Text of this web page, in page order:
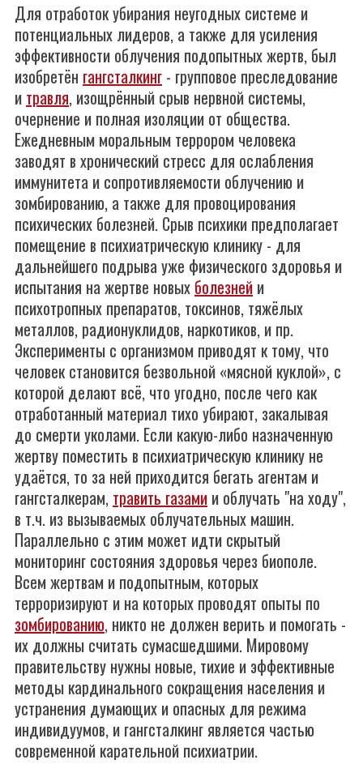
Для отработок убирания неугодных системе и
потенциальных лидеров, а также для усиления
эффективности облучения подопытных жертв, был
изобретён гангсталкинг - групповое преследование
и травля, изощрённый срыв нервной системы,
очернение и полная изоляции от общества.
Ежедневным моральным террором человека
заводят в хронический стресс для ослабления
иммунитета и сопротивляемости облучению и
зомбированию, а также для провоцирования
психических болезней. Срыв психики предполагает
помещение в психиатрическую клинику - для
дальнейшего подрыва уже физического здоровья и
испытания на жертве новых болезней и
психотропных препаратов, токсинов, тяжёлых
металлов, радионуклидов, наркотиков, и пр.
Эксперименты с организмом приводят к тому, что
человек становится безвольной «мясной куклой», с
которой делают всё, что угодно, после чего как
отработанный материал тихо убирают, закалывая
до смерти уколами. Если какую-либо назначенную
жертву поместить в психиатрическую клинику не
удаётся, то за ней приходится бегать агентам и
гангсталкерам, травить газами и облучать "на ходу",
в т.ч. из вызываемых облучательных машин.
Параллельно с этим может идти скрытый
мониторинг состояния здоровья через биополе.
Всем жертвам и подопытным, которых
терроризируют и на которых проводят опыты по
зомбированию, никто не должен верить и помогать -
их должны считать сумасшедшими. Мировому
правительству нужны новые, тихие и эффективные
методы кардинального сокращения населения и
устранения думающих и опасных для режима
индивидуумов, и гангсталкинг является частью
современной карательной психиатрии.